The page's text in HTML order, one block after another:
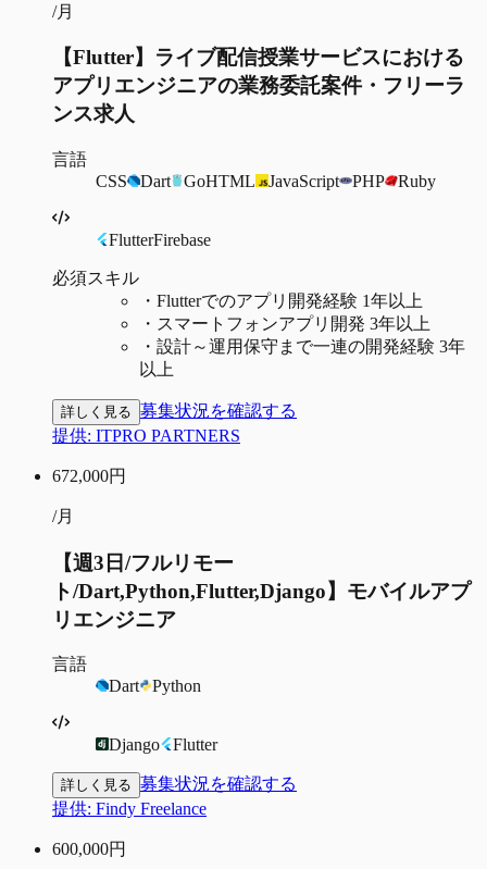
/月
【Flutter】ライブ配信授業サービスにおける
アプリエンジニアの業務委託案件・フリーラ
ンス求人
言語
CSS
Dart GoHTML JavaScript PHP Ruby
FlutterFirebase
必須スキル
・ Flutterでのアプリ開発経験 1年以上
・ スマートフォンアプリ開発 3年以上
・ 設計～運用保守まで一連の開発経験 3年
以上
詳しく見る 募集状況を確認する
提供: ITPRO PARTNERS
672,000円
/月
【週3日/フルリモー
ト/Dart,Python,Flutter,Django】モバイルアプ
リエンジニア
言語
Dart
Python
Django Flutter
詳しく見る 募集状況を確認する
提供: Findy Freelance
600,000円